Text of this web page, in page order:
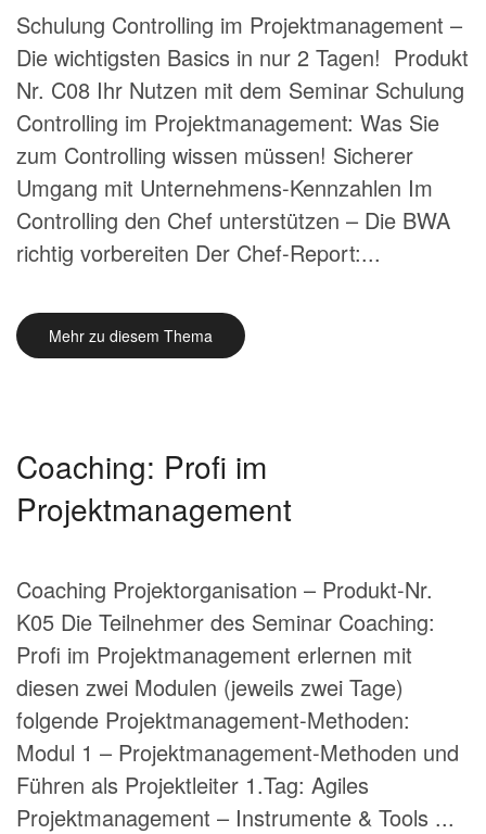
Schulung Controlling im Projektmanagement –
Die wichtigsten Basics in nur 2 Tagen! Produkt
Nr. C08 Ihr Nutzen mit dem Seminar Schulung
Controlling im Projektmanagement: Was Sie
zum Controlling wissen müssen! Sicherer
Umgang mit Unternehmens-Kennzahlen Im
Controlling den Chef unterstützen – Die BWA
richtig vorbereiten Der Chef-Report:...
Mehr zu diesem Thema
Coaching: Profi im
Projektmanagement
Coaching Projektorganisation – Produkt-Nr.
K05 Die Teilnehmer des Seminar Coaching:
Profi im Projektmanagement erlernen mit
diesen zwei Modulen (jeweils zwei Tage)
folgende Projektmanagement-Methoden:
Modul 1 – Projektmanagement-Methoden und
Führen als Projektleiter 1.Tag: Agiles
Projektmanagement – Instrumente & Tools ...